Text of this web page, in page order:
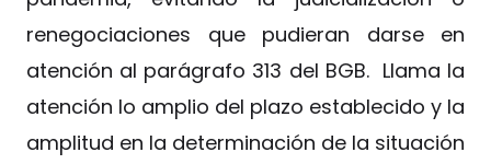
renegociaciones que pudieran darse en
atención al parágrafo 313 del BGB. Llama la
atención lo amplio del plazo establecido y la
amplitud en la determinación de la situación